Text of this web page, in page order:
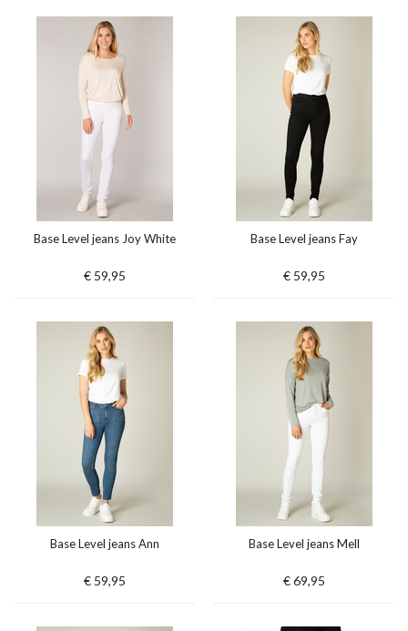
Base Level jeans Joy White
€ 59,95
Base Level jeans Fay
€ 59,95
Base Level jeans Ann
€ 59,95
Base Level jeans Mell
€ 69,95